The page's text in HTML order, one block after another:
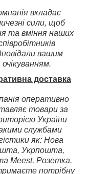
вкладає
сили, щоб
та вміння наших
вашим
очікуванням.
доставка
оперативно
товари за
України
службами
як: Нова
Укрпошта,
Meest, Розетка.
потрібну